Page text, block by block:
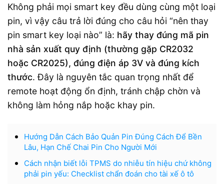
Không phải mọi smart key đều dùng cùng một loại
pin, vì vậy câu trả lời đúng cho câu hỏi “nên thay
pin smart key loại nào” là: hãy thay đúng mã pin
nhà sản xuất quy định (thường gặp CR2032
hoặc CR2025), đúng điện áp 3V và đúng kích
thước. Đây là nguyên tắc quan trọng nhất để
remote hoạt động ổn định, tránh chập chờn và
không làm hỏng nắp hoặc khay pin.
Hướng Dẫn Cách Bảo Quản Pin Đúng Cách Để Bền
Lâu, Hạn Chế Chai Pin Cho Người Mới
Cách nhận biết lỗi TPMS do nhiễu tín hiệu chứ không
phải pin yếu: Checklist chẩn đoán cho tài xế ô tô